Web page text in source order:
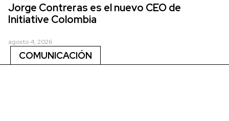
Jorge Contreras es el nuevo CEO de
Initiative Colombia
agosto 4, 2026
COMUNICACIÓN